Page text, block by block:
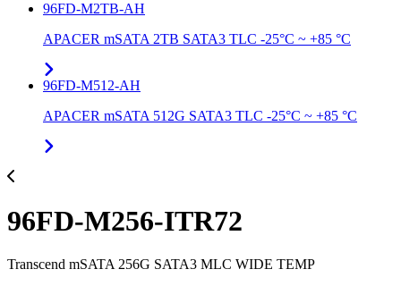
96FD-M2TB-AH
APACER mSATA 2TB SATA3 TLC -25°C ~ +85 °C
96FD-M512-AH
APACER mSATA 512G SATA3 TLC -25°C ~ +85 °C
96FD-M256-ITR72
Transcend mSATA 256G SATA3 MLC WIDE TEMP